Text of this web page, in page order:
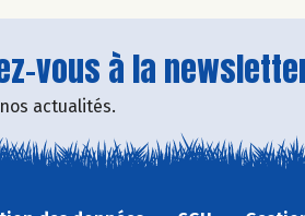
vous à la
actualités.